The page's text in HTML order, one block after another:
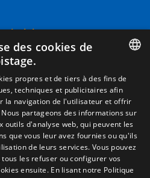
juridiques
Légales
Confidentialité
de Cookies
de vente
les cookies
S/N. Apdo 100
(Zaragoza) SPAIN
SPANISH
ENGLISH
FRENCH
ITALIAN
PORTUGUESE
des cookies de
propres et de tiers à des fins de
techniques et publicitaires afin
la navigation de l'utilisateur et offrir
partageons des informations sur
outils d'analyse web, qui peuvent les
que vous leur avez fournies ou qu'ils
de leurs services. Vous pouvez
les refuser ou configurer vos
ensuite. En lisant notre Politique